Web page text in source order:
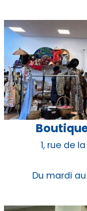
1, rue de
Du mardi